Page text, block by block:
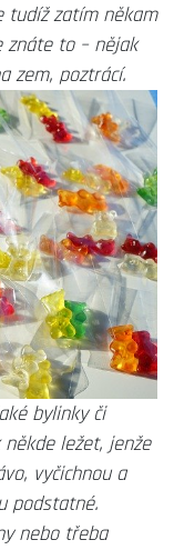
tudíž zatím někam
znáte to – nějak
zem, poztrácí.
bylinky či
ležet, jenže
vyčichnou a
podstatné.
nebo třeba